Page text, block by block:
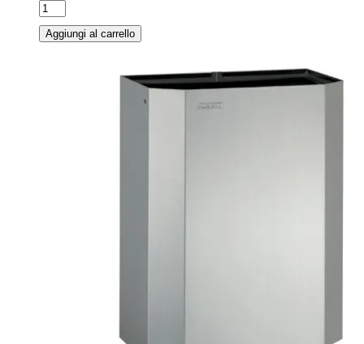
Aggiungi al carrello